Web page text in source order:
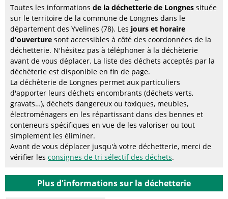
Toutes les informations de la déchetterie de Longnes située
sur le territoire de la commune de Longnes dans le
département des Yvelines (78). Les jours et horaire
d'ouverture sont accessibles à côté des coordonnées de la
déchetterie. N'hésitez pas à téléphoner à la déchèterie
avant de vous déplacer. La liste des déchets acceptés par la
déchèterie est disponible en fin de page.
La déchèterie de Longnes permet aux particuliers
d'apporter leurs déchets encombrants (déchets verts,
gravats…), déchets dangereux ou toxiques, meubles,
électroménagers en les répartissant dans des bennes et
conteneurs spécifiques en vue de les valoriser ou tout
simplement les éliminer.
Avant de vous déplacer jusqu'à votre déchetterie, merci de
vérifier les consignes de tri sélectif des déchets.
Plus d'informations sur la déchetterie